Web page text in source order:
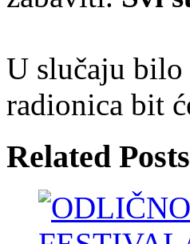
U slučaju
radionica bit
Related Posts